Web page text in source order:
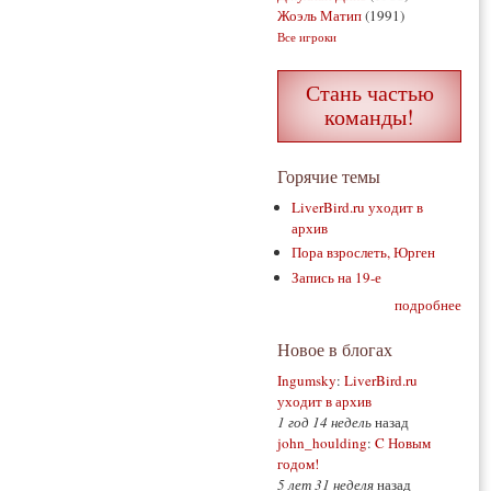
Жоэль Матип(1991)
Все игроки
Стань частью
команды!
Горячие темы
LiverBird.ru уходит в
архив
Пора взрослеть, Юрген
Запись на 19-е
подробнее
Новое в блогах
Ingumsky: LiverBird.ru
уходит в архив
1 год 14 недельназад
john_houlding: C Новым
годом!
5 лет 31 неделяназад